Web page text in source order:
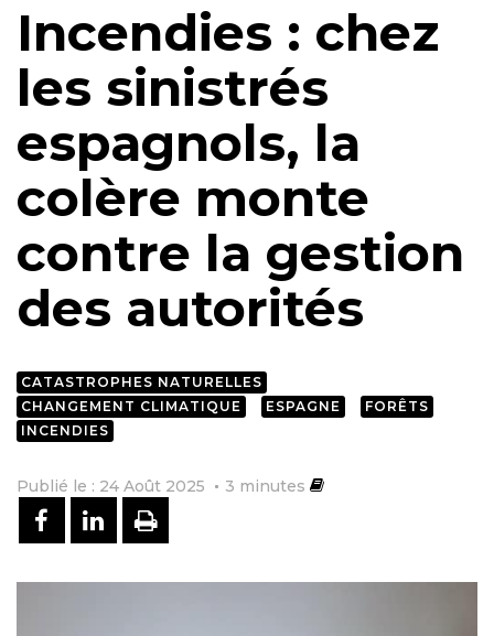
Incendies : chez
les sinistrés
espagnols, la
colère monte
contre la gestion
des autorités
CATASTROPHES NATURELLES
CHANGEMENT CLIMATIQUE
ESPAGNE
FORÊTS
INCENDIES
Publié le : 24 Août 2025 3 minutes
PARTAGER SUR FACEBOOK
PARTAGER SUR LINKEDIN
IMPRIMER